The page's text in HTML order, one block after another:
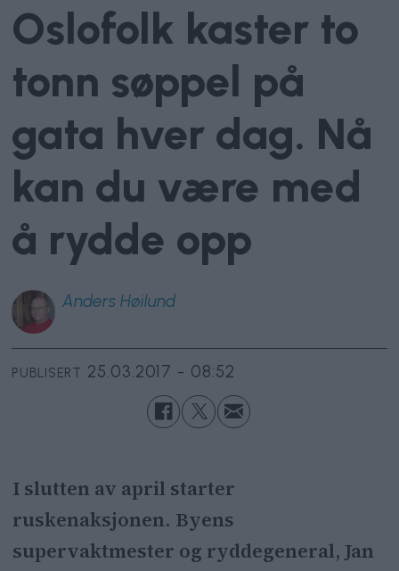
Oslofolk kaster to
tonn søppel på
gata hver dag. Nå
kan du være med
å rydde opp
Anders Høilund
PUBLISERT 25.03.2017 - 08:52
I slutten av april starter
ruskenaksjonen. Byens
supervaktmester og ryddegeneral, Jan